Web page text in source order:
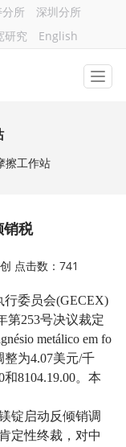
所
深圳分所
研究 English
擦工作站
销税
点击数：741
行委员会(GECEX)
第253号决议裁定
metálico em fo
整为4.07美元/千
和8104.19.00。本
锭启动反倾销调
定性终裁，对中